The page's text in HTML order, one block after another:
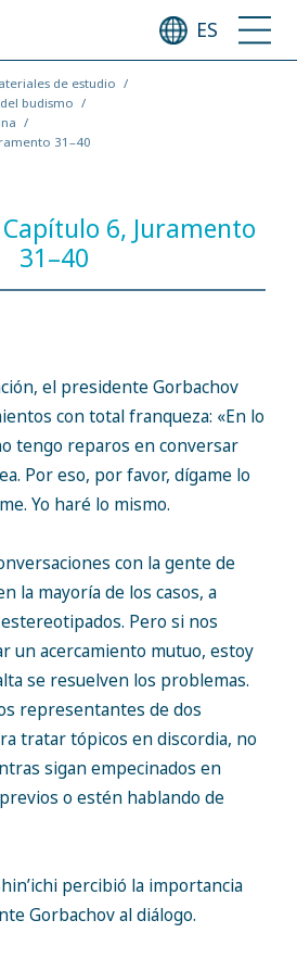
ES
de estudio
budismo
31–40
6, Juramento
31–40
el presidente Gorbachov
con total franqueza: «En lo
tengo reparos en conversar
Por eso, por favor, dígame lo
Yo haré lo mismo.
con la gente de
la mayoría de los casos, a
Pero si nos
un acercamiento mutuo, estoy
se resuelven los problemas.
representantes de dos
tratar tópicos en discordia, no
sigan empecinados en
o estén hablando de
percibió la importancia
Gorbachov al diálogo.